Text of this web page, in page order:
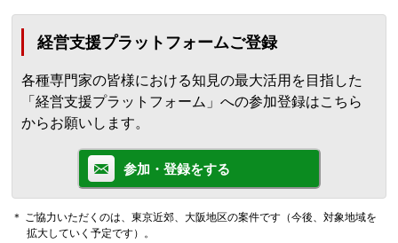
経営支援プラットフォームご登録
各種専門家の皆様における知見の最大活用を目指した
「経営支援プラットフォーム」への参加登録はこちら
からお願いします。
参加・登録をする
＊ ご協力いただくのは、東京近郊、大阪地区の案件です（今後、対象地域を
拡大していく予定です）。